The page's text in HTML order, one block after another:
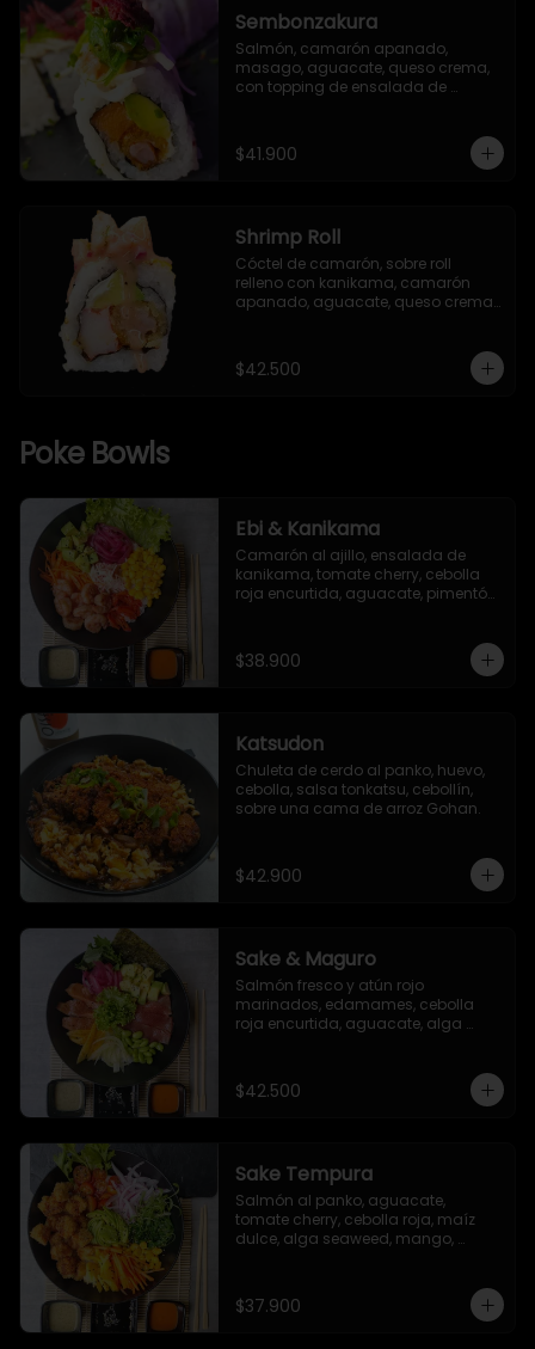
Sembonzakura
Salmón, camarón apanado,
masago, aguacate, queso crema,
con topping de ensalada de
$41.900
Shrimp Roll
Cóctel de camarón, sobre roll
relleno con kanikama, camarón
apanado, aguacate, queso crema,
semillas de ajonjolí mixto.
$42.500
Poke Bowls
Ebi & Kanikama
Camarón al ajillo, ensalada de
kanikama, tomate cherry, cebolla
roja encurtida, aguacate, pimentón
$38.900
Katsudon
Chuleta de cerdo al panko, huevo,
cebolla, salsa tonkatsu, cebollín,
sobre una cama de arroz Gohan.
$42.900
Sake & Maguro
Salmón fresco y atún rojo
marinados, edamames, cebolla
roja encurtida, aguacate, alga
sriracha (opcional)
$42.500
Sake Tempura
Salmón al panko, aguacate,
tomate cherry, cebolla roja, maíz
dulce, alga seaweed, mango,
$37.900